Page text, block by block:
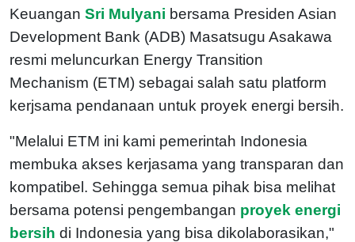
Keuangan Sri Mulyani bersama Presiden Asian
Development Bank (ADB) Masatsugu Asakawa
resmi meluncurkan Energy Transition
Mechanism (ETM) sebagai salah satu platform
kerjsama pendanaan untuk proyek energi bersih.
"Melalui ETM ini kami pemerintah Indonesia
membuka akses kerjasama yang transparan dan
kompatibel. Sehingga semua pihak bisa melihat
bersama potensi pengembangan proyek energi
bersih di Indonesia yang bisa dikolaborasikan,"